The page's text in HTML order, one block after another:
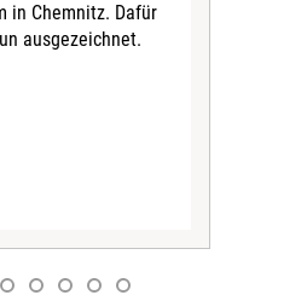
in Chemnitz. Dafür
ausgezeichnet.